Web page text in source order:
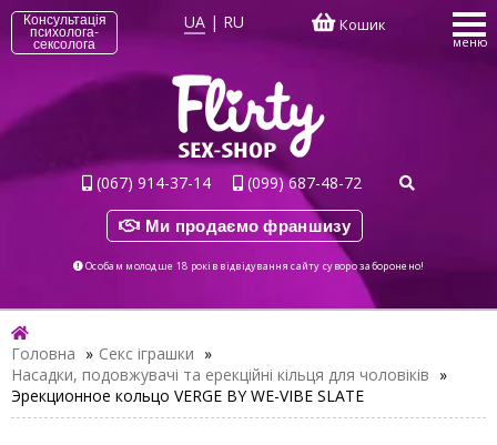
Консультація
психолога-
сексолога
UA | RU Кошик
меню
(067) 914-37-14 (099) 687-48-72
Ми продаємо франшизу
Особам молодше 18 років відвідування сайту суворо заборонено!
Головна » Секс іграшки »
Насадки, подовжувачі та ерекційні кільця для чоловіків »
Эрекционное кольцо VERGE BY WE-VIBE SLATE